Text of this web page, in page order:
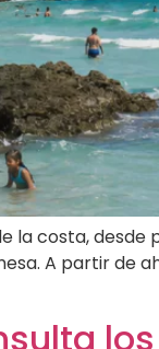
la costa, desde
A partir de
los